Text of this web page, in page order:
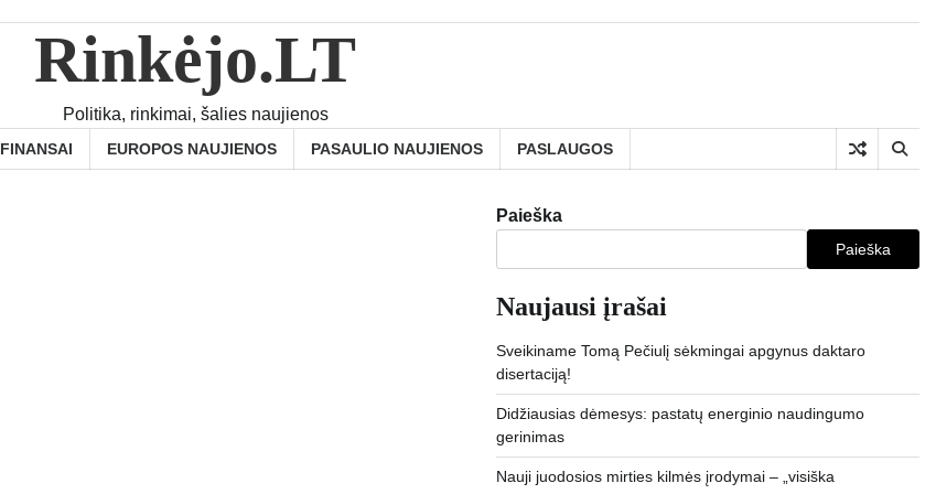
Rinkėjo.LT
Politika, rinkimai, šalies naujienos
FINANSAI EUROPOS NAUJIENOS PASAULIO NAUJIENOS PASLAUGOS
Paieška
Paieška
Naujausi įrašai
Sveikiname Tomą Pečiulį sėkmingai apgynus daktaro
disertaciją!
Didžiausias dėmesys: pastatų energinio naudingumo
gerinimas
Nauji juodosios mirties kilmės įrodymai – „visiška